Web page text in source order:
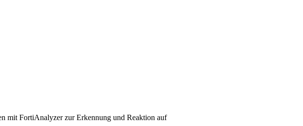
mit FortiAnalyzer zur Erkennung und Reaktion auf